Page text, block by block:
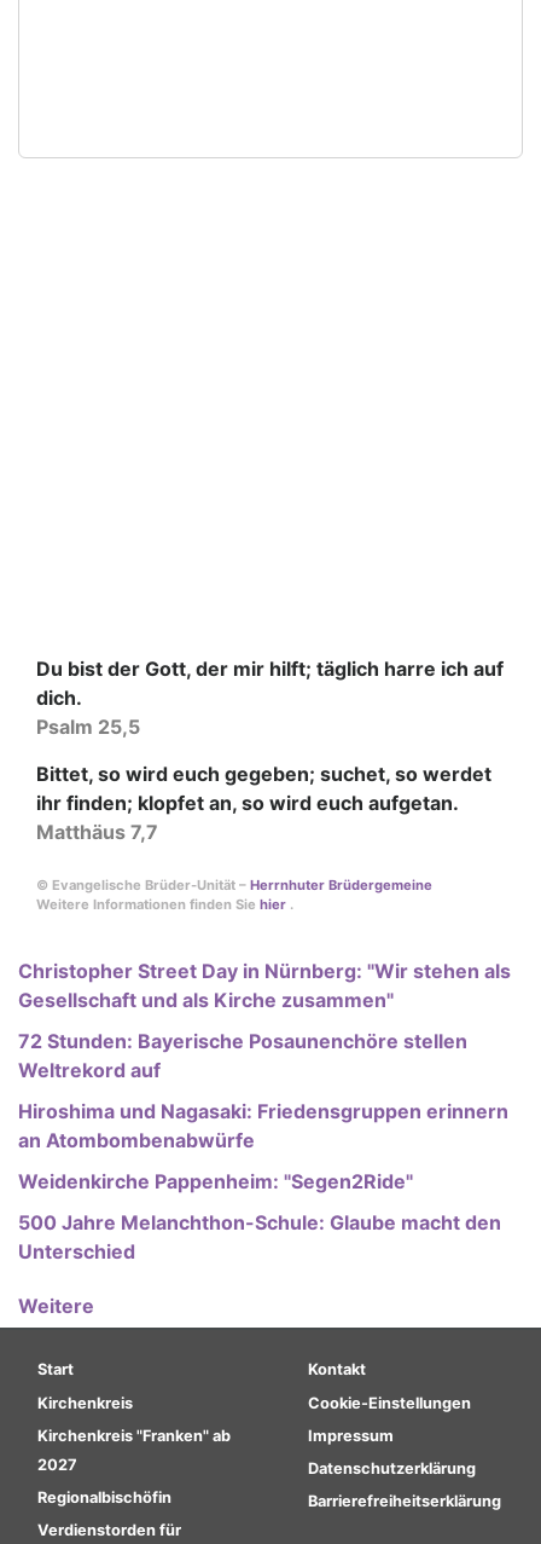
Du bist der Gott, der mir hilft; täglich harre ich auf
dich.
Psalm 25,5
Bittet, so wird euch gegeben; suchet, so werdet
ihr finden; klopfet an, so wird euch aufgetan.
Matthäus 7,7
© Evangelische Brüder-Unität – Herrnhuter Brüdergemeine
Weitere Informationen finden Sie hier .
Christopher Street Day in Nürnberg: "Wir stehen als
Gesellschaft und als Kirche zusammen"
72 Stunden: Bayerische Posaunenchöre stellen
Weltrekord auf
Hiroshima und Nagasaki: Friedensgruppen erinnern
an Atombombenabwürfe
Weidenkirche Pappenheim: "Segen2Ride"
500 Jahre Melanchthon-Schule: Glaube macht den
Unterschied
Weitere
Hauptnavigation
Start
Kirchenkreis
Kirchenkreis "Franken" ab
2027
Regionalbischöfin
Verdienstorden für
Fußbereichsmenü
Kontakt
Cookie-Einstellungen
Impressum
Datenschutzerklärung
Barrierefreiheitserklärung